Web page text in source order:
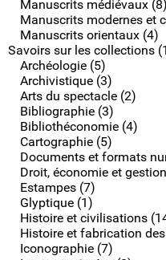
Manuscrits médiévaux (8)
Manuscrits modernes et
Manuscrits orientaux (4)
Savoirs sur les collections
Archéologie (5)
Archivistique (3)
Arts du spectacle (2)
Bibliographie (3)
Bibliothéconomie (4)
Cartographie (5)
Documents et formats
Droit, économie et
Estampes (7)
Glyptique (1)
Histoire et civilisations
Histoire et fabrication
Iconographie (7)